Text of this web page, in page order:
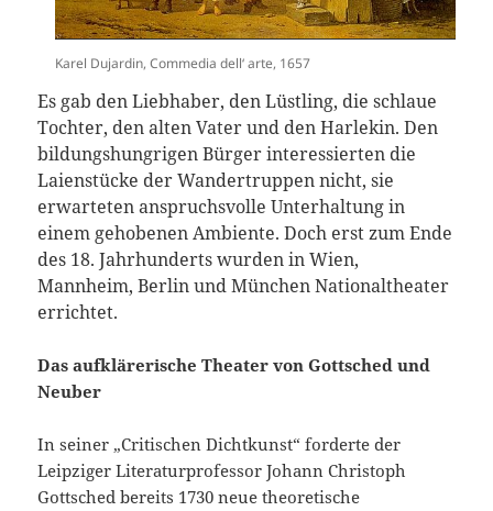
Karel Dujardin, Commedia dell‘ arte, 1657
Es gab den Liebhaber, den Lüstling, die schlaue
Tochter, den alten Vater und den Harlekin. Den
bildungshungrigen Bürger interessierten die
Laienstücke der Wandertruppen nicht, sie
erwarteten anspruchsvolle Unterhaltung in
einem gehobenen Ambiente. Doch erst zum Ende
des 18. Jahrhunderts wurden in Wien,
Mannheim, Berlin und München Nationaltheater
errichtet.
Das aufklärerische Theater von Gottsched und
Neuber
In seiner „Critischen Dichtkunst“ forderte der
Leipziger Literaturprofessor Johann Christoph
Gottsched bereits 1730 neue theoretische